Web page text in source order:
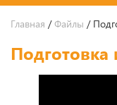
Главная /Файлы /